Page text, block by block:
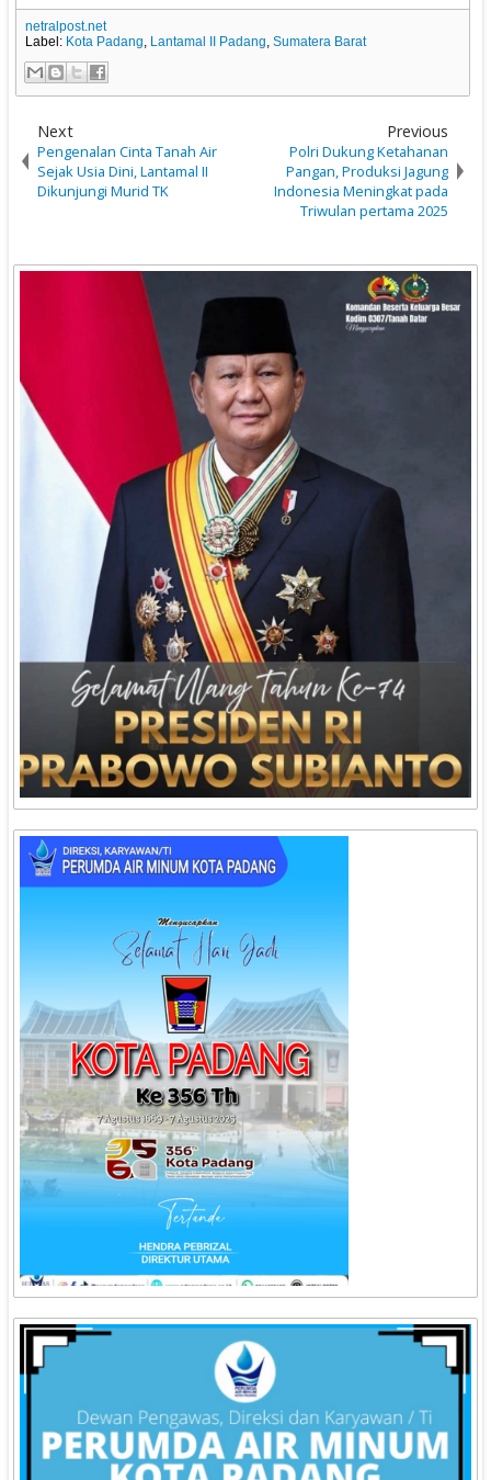
netralpost.net
Label: Kota Padang, Lantamal II Padang,Sumatera Barat
Next
Pengenalan Cinta Tanah Air
Sejak Usia Dini, Lantamal II
Dikunjungi Murid TK
Previous
Polri Dukung Ketahanan
Pangan, Produksi Jagung
Indonesia Meningkat pada
Triwulan pertama 2025